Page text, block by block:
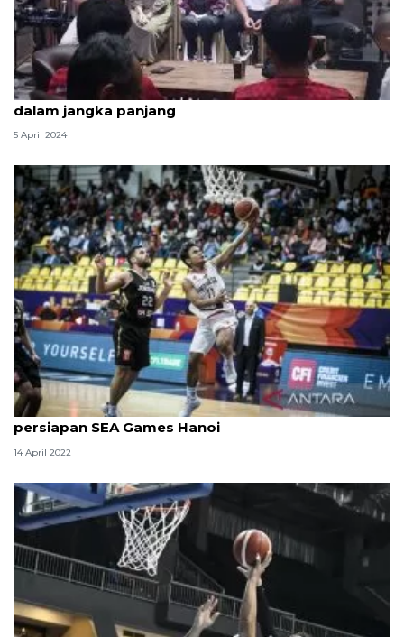
Pelatih rancang timnas basket 3x3 yang konsisten
dalam jangka panjang
5 April 2024
Timnas basket rasakan berkah Ramadan dalam
persiapan SEA Games Hanoi
14 April 2022